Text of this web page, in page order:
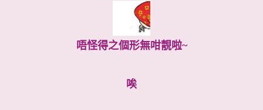
唔怪得之個形無咁靚啦~
唉